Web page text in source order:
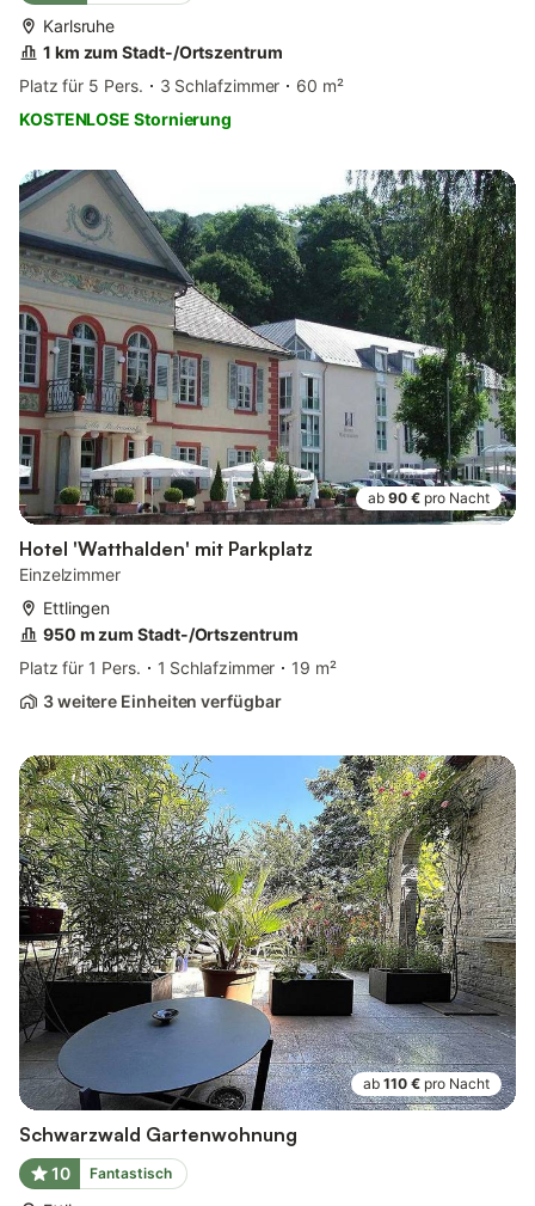
Karlsruhe
1 km zum Stadt-/Ortszentrum
Platz für 5 Pers.
3 Schlafzimmer
60 m²
KOSTENLOSE Stornierung
ab 90 € pro Nacht
Hotel 'Watthalden' mit Parkplatz
Einzelzimmer
Ettlingen
950 m zum Stadt-/Ortszentrum
Platz für 1 Pers.
1 Schlafzimmer
19 m²
3 weitere Einheiten verfügbar
ab 110 € pro Nacht
Schwarzwald Gartenwohnung
10 Fantastisch